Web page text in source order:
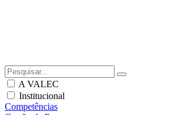
A VALEC
Institucional
Competências